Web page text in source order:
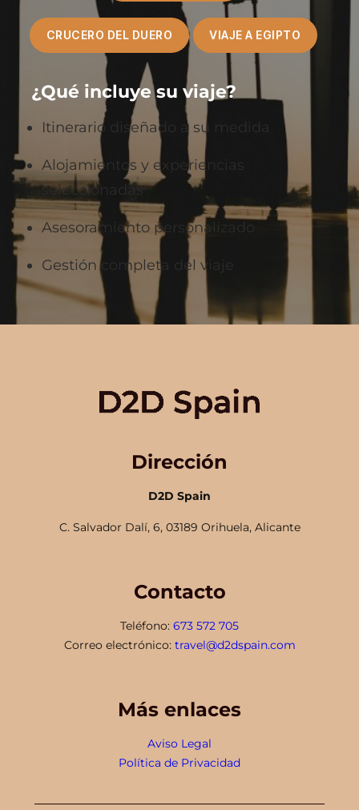
¿Qué incluye su viaje?
Itinerario diseñado a su medida
Alojamientos y experiencias
seleccionadas
Asesoramiento personalizado
Gestión completa del viaje
CRUCERO DEL DUERO VIAJE A EGIPTO
Dirección
D2D Spain
C. Salvador Dalí, 6, 03189 Orihuela, Alicante
Contacto
Teléfono: 673 572 705
Correo electrónico: travel@d2dspain.com
Más enlaces
Aviso Legal
Política de Privacidad